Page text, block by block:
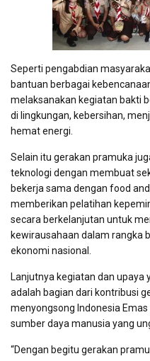
Seperti pengabdian
bantuan berbagai
melaksanakan kegiatan bakti
di lingkungan, kebersihan,
hemat energi.
Selain itu gerakan pramuka
teknologi dengan membuat
bekerja sama dengan food
memberikan pelatihan
secara berkelanjutan untuk
kewirausahaan dalam rangka
ekonomi nasional.
Lanjutnya kegiatan dan
adalah bagian dari kontribusi
menyongsong Indonesia
sumber daya manusia yang
“Dengan begitu gerakan